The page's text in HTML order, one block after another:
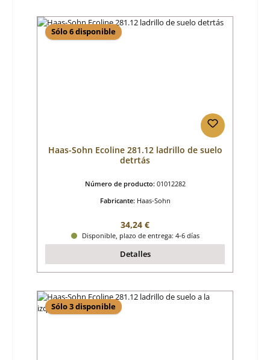
Sólo 6 disponible
Haas-Sohn Ecoline 281.12 ladrillo de suelo
detrtás
Número de producto: 01012282
Fabricante: Haas-Sohn
Precio normal:
34,24 €
Disponible, plazo de entrega: 4-6 días
Detalles
Sólo 3 disponible